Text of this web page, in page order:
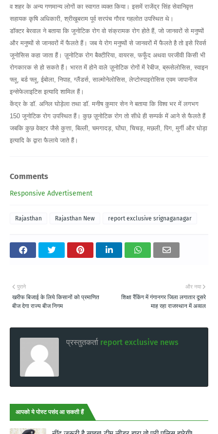
व शहर के अन्य गणमान्य लोगों का स्वागत व्यक्त किया। इसमें राजेंद्र सिंह सेवानिवृत्त
सहायक कृषि अधिकारी, श्रीखूबराम पूर्व सरपंच गौरव गहलोत उपस्थित थे।
डॉक्टर बेरवाल ने बताया कि जूनोटिक रोग वो संक्रामक रोग होते हैं, जो जानवरों से मनुष्यों
और मनुष्यों से जानवरों में फैलते हैं। जब ये रोग मनुष्यों से जानवरों में फैलते है तो इसे रिवर्स
जूनोसिस कहा जाता हैं। ज़ूनोटिक रोग बैक्टीरिया, वायरस, फफूँद अथवा परजीवी किसी भी
रोगकारक से हो सकते हैं। भारत में होने वाले ज़ूनोटिक रोगों में रेबीज, ब्रूसेलोसिस, स्वाइन
फ्लू, बर्ड फ्लू, ईबोला, निपाह, ग्लैंडर्स, साल्मोनेलोसिस, लेप्टोस्पाइरोसिस एवम जापानीज
इन्सेफेलाइटिस इत्यादि शामिल हैं।
केंद्र के डॉ. अनिल घोड़ेला तथा डॉ. मनीष कुमार सेन ने बताया कि विश्व भर में लगभग
150 जूनोटिक रोग उपस्थित हैं। कुछ ज़ूनोटिक रोग तो सीधे ही सम्पर्क में आने से फैलते हैं
जबकि कुछ वेक्टर जैसे कुत्ता, बिल्ली, चमगादड़, घोंघा, चिचड़, मछली, पिग, मुर्गी और घोड़ा
इत्यादि के द्वारा फैलाये जाते हैं।
Comments
Responsive Advertisement
Rajasthan Rajasthan New report exclusive srignaganagar
और नया
शिक्षा रैंकिंग में गंगानगर जिला लगातार दूसरे
माह रहा राजस्थान में अव्वल
पुराने
खरीफ बिजाई के लिये किसानों को प्रमाणित
बीज देगा राज्य बीज निगम
प्रस्तुतकर्ता report exclusive news
आपको ये पोस्ट पसंद आ सकती हैं